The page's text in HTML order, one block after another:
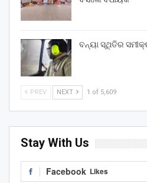
ବନ୍ୟା ସ୍ଥିତିର
PREV NEXT 1 of 5,609
Stay With Us
Facebook Likes